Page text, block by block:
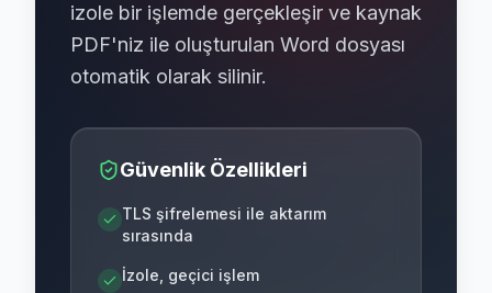
izole bir işlemde gerçekleşir ve kaynak
PDF'niz ile oluşturulan Word dosyası
otomatik olarak silinir.
Güvenlik Özellikleri
TLS şifrelemesi ile aktarım
sırasında
İzole, geçici işlem